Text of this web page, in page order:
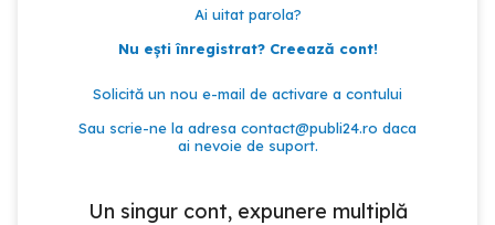
Ai uitat parola?
Nu ești înregistrat? Creează cont!
Solicită un nou e-mail de activare a contului
Sau scrie-ne la adresa contact@publi24.ro daca
ai nevoie de suport.
Un singur cont, expunere multiplă